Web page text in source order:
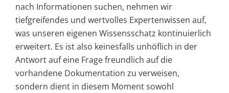
nach Informationen suchen, nehmen wir
tiefgreifendes und wertvolles Expertenwissen auf,
was unseren eigenen Wissensschatz kontinuierlich
erweitert. Es ist also keinesfalls unhöflich in der
Antwort auf eine Frage freundlich auf die
vorhandene Dokumentation zu verweisen,
sondern dient in diesem Moment sowohl